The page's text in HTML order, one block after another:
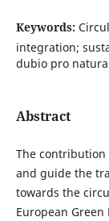
Keywords:
integration;
dubio pro
Abstract
The
and guide the
towards the
European